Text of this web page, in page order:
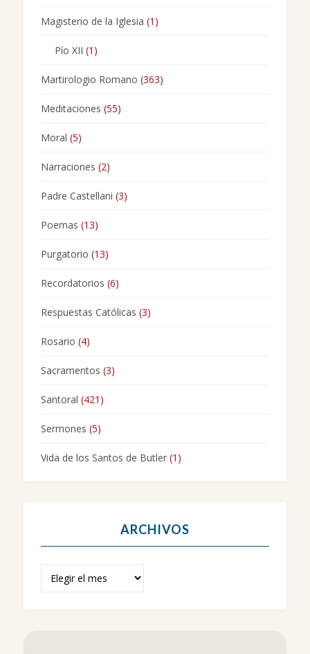
Magisterio de la Iglesia (1)
Pío XII (1)
Martirologio Romano (363)
Meditaciones (55)
Moral (5)
Narraciones (2)
Padre Castellani (3)
Poemas (13)
Purgatorio (13)
Recordatorios (6)
Respuestas Católicas (3)
Rosario (4)
Sacramentos (3)
Santoral (421)
Sermones (5)
Vida de los Santos de Butler(1)
ARCHIVOS